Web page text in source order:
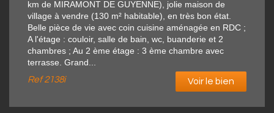
km de MIRAMONT DE GUYENNE), jolie maison de
village à vendre (130 m² habitable), en très bon état.
Belle pièce de vie avec coin cuisine aménagée en RDC ;
A l'étage : couloir, salle de bain, wc, buanderie et 2
chambres ; Au 2 ème étage : 3 ème chambre avec
terrasse. Grand...
Ref2138i Voir le bien